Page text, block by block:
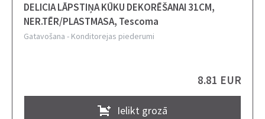
DELICIA LĀPSTIŅA KŪKU DEKORĒŠANAI 31CM,
NER.TĒR/PLASTMASA, Tescoma
Gatavošana - Konditorejas piederumi
8.81 EUR
Ielikt grozā